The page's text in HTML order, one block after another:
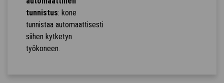
tunnistus: kone
tunnistaa automaattisesti
siihen kytketyn
työkoneen.